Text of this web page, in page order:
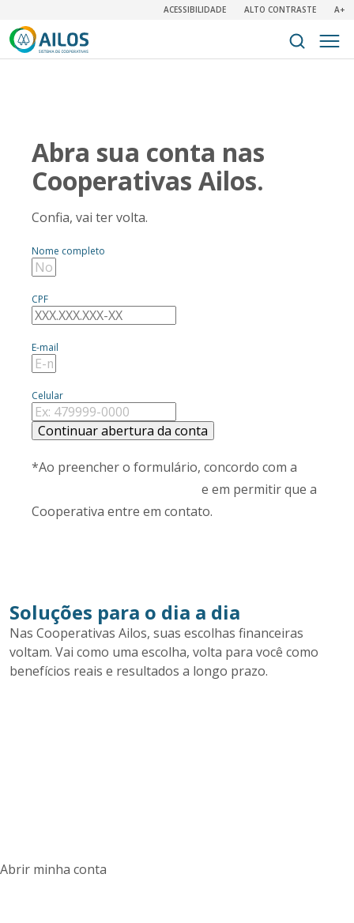
ACESSIBILIDADE ALTO CONTRASTE A+
Abra sua conta nas
Cooperativas Ailos.
Confia, vai ter volta.
Nome completo
CPF
E-mail
Celular
Continuar abertura da conta
*Ao preencher o formulário, concordo com a
e em permitir que a
Cooperativa entre em contato.
Soluções para o dia a dia
Nas Cooperativas Ailos, suas escolhas financeiras
voltam. Vai como uma escolha, volta para você como
benefícios reais e resultados a longo prazo.
Abrir minha conta